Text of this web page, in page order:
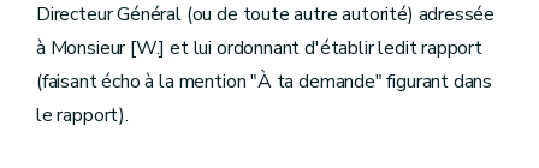
Directeur Général (ou de toute autre autorité) adressée
à Monsieur [W.] et lui ordonnant d'établir ledit rapport
(faisant écho à la mention "À ta demande" figurant dans
le rapport).